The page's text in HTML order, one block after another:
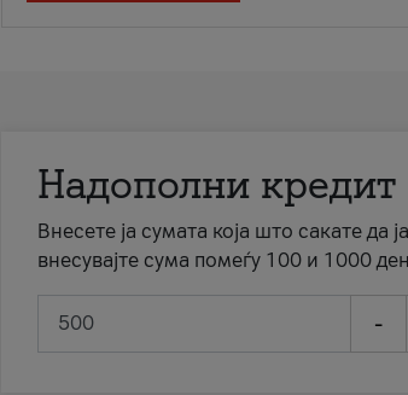
Надополни кредит
Внесете ја сумата која што сакате
внесувајте сума помеѓу 100 и 1000
-